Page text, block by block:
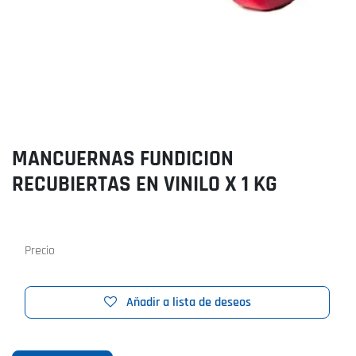
MANCUERNAS FUNDICION
RECUBIERTAS EN VINILO X 1 KG
Añadir a lista de deseos
Precio